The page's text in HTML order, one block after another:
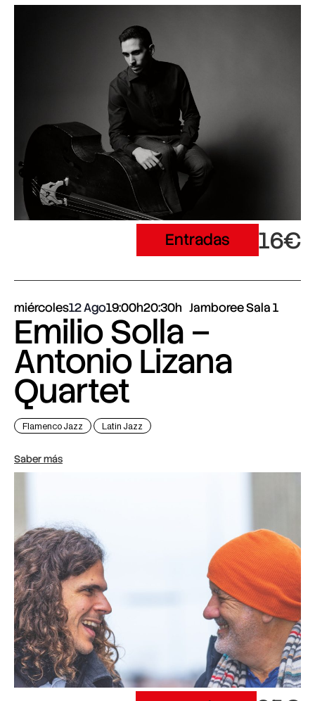
Entradas 16€
miércoles12 Ago19:00h20:30h Jamboree Sala 1
Emilio Solla –
Antonio Lizana
Quartet
Flamenco Jazz Latin Jazz
Saber más